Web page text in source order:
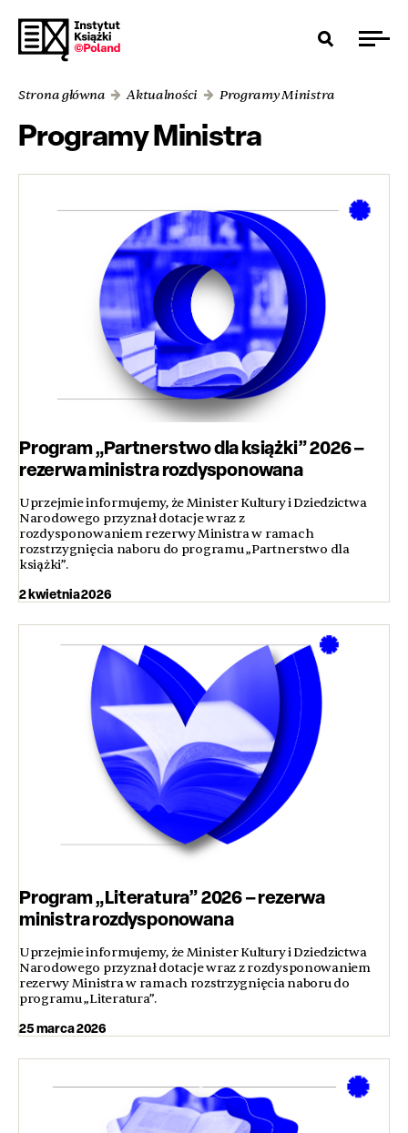
Strona główna Aktualności Programy Ministra
Programy Ministra
Program „Partnerstwo dla książki” 2026 –
rezerwa ministra rozdysponowana
Uprzejmie informujemy, że Minister Kultury i Dziedzictwa
Narodowego przyznał dotacje wraz z
rozdysponowaniem rezerwy Ministra w ramach
rozstrzygnięcia naboru do programu „Partnerstwo dla
książki”.
2 kwietnia 2026
Program „Literatura” 2026 – rezerwa
ministra rozdysponowana
Uprzejmie informujemy, że Minister Kultury i Dziedzictwa
Narodowego przyznał dotacje wraz z rozdysponowaniem
rezerwy Ministra w ramach rozstrzygnięcia naboru do
programu „Literatura”.
25 marca 2026